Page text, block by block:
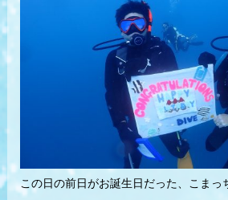
この日の前日がお誕生日だった、こまっ